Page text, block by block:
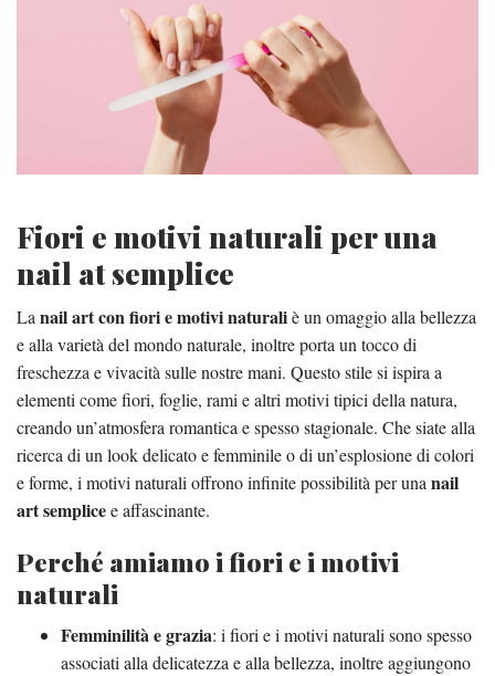
Fiori e motivi naturali per una
nail at semplice
La nail art con fiori e motivi naturaliè un omaggio alla bellezza
e alla varietà del mondo naturale, inoltre porta un tocco di
freschezza e vivacità sulle nostre mani. Questo stile si ispira a
elementi come fiori, foglie, rami e altri motivi tipici della natura,
creando un’atmosfera romantica e spesso stagionale. Che siate alla
ricerca di un look delicato e femminile o di un’esplosione di colori
e forme, i motivi naturali offrono infinite possibilità per una nail
art semplicee affascinante.
Perché amiamo i fiori e i motivi
naturali
Femminilità e grazia: i fiori e i motivi naturali sono spesso
associati alla delicatezza e alla bellezza, inoltre aggiungono